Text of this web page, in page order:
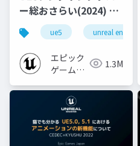
ー総おさらい(2024) 基
礎編！
[CEDEC+KYUSHU
2024]
ue5 unreal engine
エピック
ゲームズ
1.3M